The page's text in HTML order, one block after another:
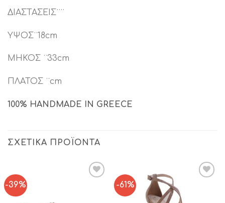
ΔΙΑΣΤΑΣΕΙΣ¨¨
ΥΨΟΣ¨18cm
ΜΗΚΟΣ ¨33cm
ΠΛΑΤΟΣ ¨cm
100% HANDMADE IN GREECE
ΣΧΕΤΙΚΆ ΠΡΟΪΌΝΤΑ
-39% -61%